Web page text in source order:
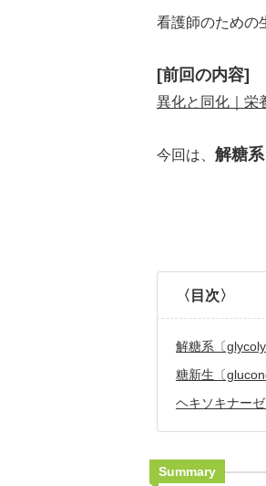
看護師のための
[前回の内容]
異化と同化｜栄
今回は、 解糖
〈目次〉
解糖系〔
糖新生〔
ヘキソキナー
Summary